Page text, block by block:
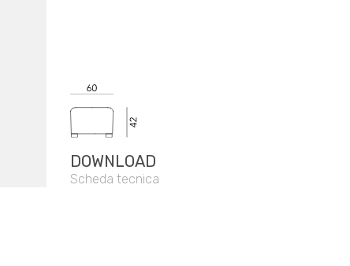
DOWNLOAD
Scheda tecnica